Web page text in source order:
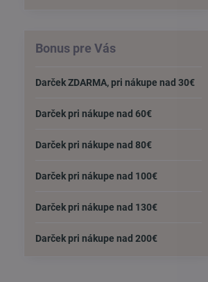
Bonus pre Vás
Darček ZDARMA, pri nákupe nad 30€
Darček pri nákupe nad 60€
Darček pri nákupe nad 80€
Darček pri nákupe nad 100€
Darček pri nákupe nad 130€
Darček pri nákupe nad 200€